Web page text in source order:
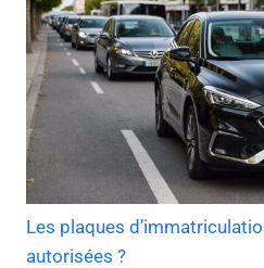
Les plaques
autorisées ?